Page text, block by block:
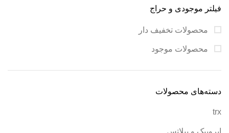
فیلتر موجودی و حراج
محصولات تخفیف دار
محصولات موجود
دسته‌های محصولات
trx
ایروبیک و پیلاتس